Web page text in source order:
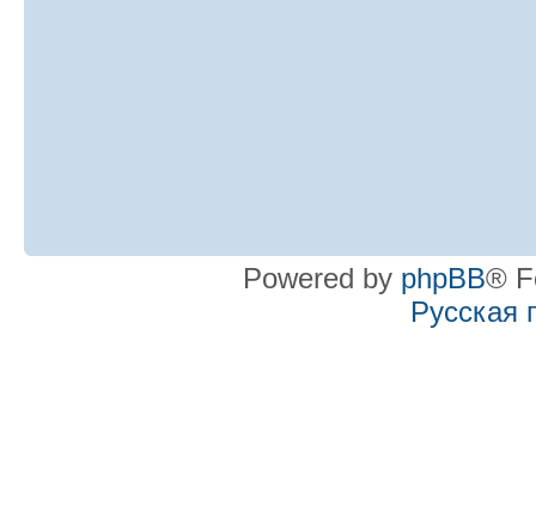
Powered by phpBB®
Русская